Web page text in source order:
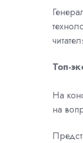
Топ-
На
на